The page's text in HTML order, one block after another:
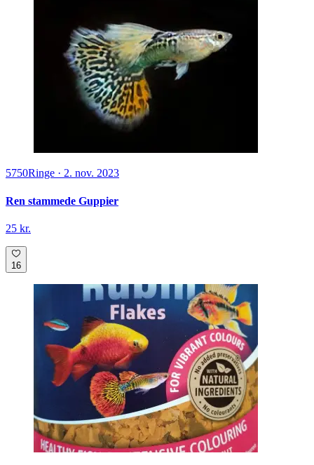
5750Ringe · 2. nov. 2023
Ren stammede Guppier
25 kr.
16